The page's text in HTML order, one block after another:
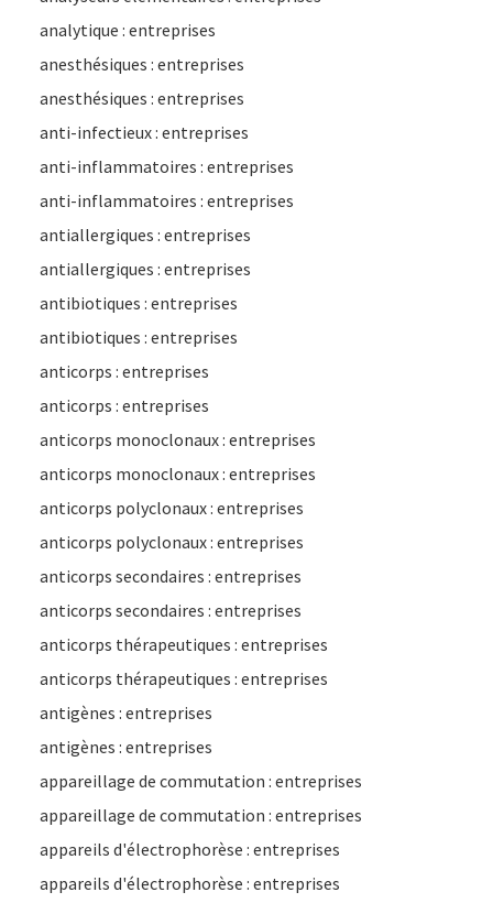
analytique : entreprises
anesthésiques : entreprises
anesthésiques : entreprises
anti-infectieux : entreprises
anti-inflammatoires : entreprises
anti-inflammatoires : entreprises
antiallergiques : entreprises
antiallergiques : entreprises
antibiotiques : entreprises
antibiotiques : entreprises
anticorps : entreprises
anticorps : entreprises
anticorps monoclonaux : entreprises
anticorps monoclonaux : entreprises
anticorps polyclonaux : entreprises
anticorps polyclonaux : entreprises
anticorps secondaires : entreprises
anticorps secondaires : entreprises
anticorps thérapeutiques : entreprises
anticorps thérapeutiques : entreprises
antigènes : entreprises
antigènes : entreprises
appareillage de commutation : entreprises
appareillage de commutation : entreprises
appareils d'électrophorèse : entreprises
appareils d'électrophorèse : entreprises